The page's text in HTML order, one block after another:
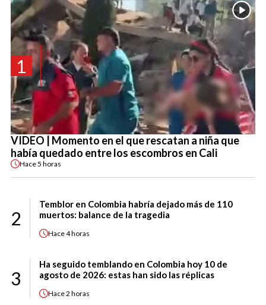
1
VIDEO | Momento en el que rescatan a niña que
había quedado entre los escombros en Cali
Hace5 horas
2
Temblor en Colombia habría dejado más de 110
muertos: balance de la tragedia
Hace4 horas
3
Ha seguido temblando en Colombia hoy 10 de
agosto de 2026: estas han sido las réplicas
Hace2 horas